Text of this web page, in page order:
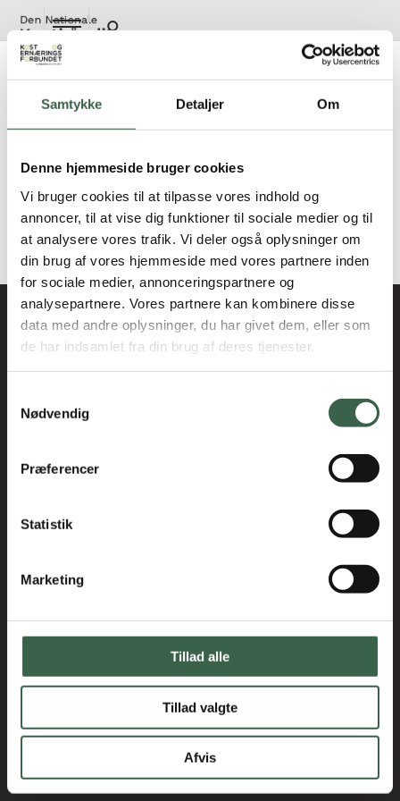
Samtykke Detaljer Om
Denne hjemmeside bruger cookies
Vi bruger cookies til at tilpasse vores indhold og
annoncer, til at vise dig funktioner til sociale medier og til
at analysere vores trafik. Vi deler også oplysninger om
din brug af vores hjemmeside med vores partnere inden
for sociale medier, annonceringspartnere og
analysepartnere. Vores partnere kan kombinere disse
data med andre oplysninger, du har givet dem, eller som
de har indsamlet fra din brug af deres tjenester.
Nødvendig
Præferencer
Statistik
Marketing
Tillad alle
Tillad valgte
Afvis
til
hovedindhold
Voksne med hjertekarsygdom og/eller
dyslipidæmi fra andre kulturer
Kost til andre kulturer består i anvendelse/udelukkelse af
inden for den enkeltes religiøse og kulturelle tradition. Der
bør tages kontakt til klinisk diætist med henblik på individuel
tilrettelæggelse af kosten (Individuel diætbehandling ).
Er fagligt opdateret i 2018
Kontakt
Holmbladsgade 70